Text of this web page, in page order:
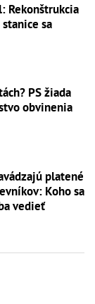
Rekonštrukcia
sa
PS žiada
obvinenia
platené
Koho sa
vedieť